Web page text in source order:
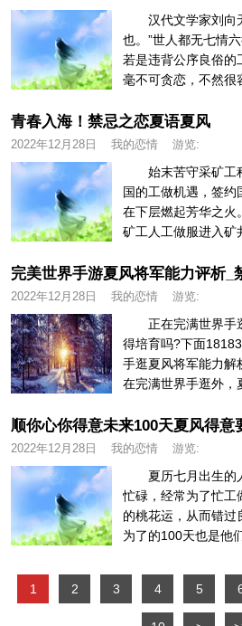
汉代文学家刘向
也。”世人都无七情
若是违背公序良俗的
毫不可贪恋，不然很
青春入海！禁忌之恋夏语夏风
2022年12月28日 我的恋情 游览:
始末苦守采矿工
国的工做机遇，签约
在下层燃起芳华之
矿工人工做服进入矿
完美世界手游夏风将军能力评析_
2022年12月28日 我的恋情 游览:
正在完满世界手
得培育吗?下面
手逛夏风将军能力
在完满世界手逛外，
2022年12月28日 我的恋情 游览:
夏历七月出生的
忙碌，经常为了忙工
的桃花运，从而错过
为了的100天也是他
1 2 3 4 5